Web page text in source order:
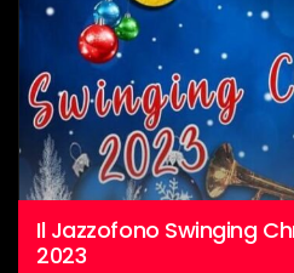
Il Jazzofono Swinging
2023